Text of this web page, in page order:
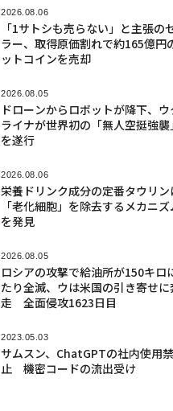
2026.08.06
「1サトシも売らない」と主張の
ラー、取得原価割れで約165億円
ットコインを売却
2026.08.05
ドローンからロボットが降下、ウ
ライナが世界初の「無人空挺強襲」
を遂行
2026.08.06
栄養ドリンク成分の定番タウリン
「老化細胞」を除去するメカニズ
を発見
2026.08.05
ロシアの攻撃で給油所が150キロ
たり全滅、ウは米国の引き寄せに
走 全面侵攻1623日目
2023.05.03
サムスン、ChatGPTの社内使用禁
止 機密コードの流出受け